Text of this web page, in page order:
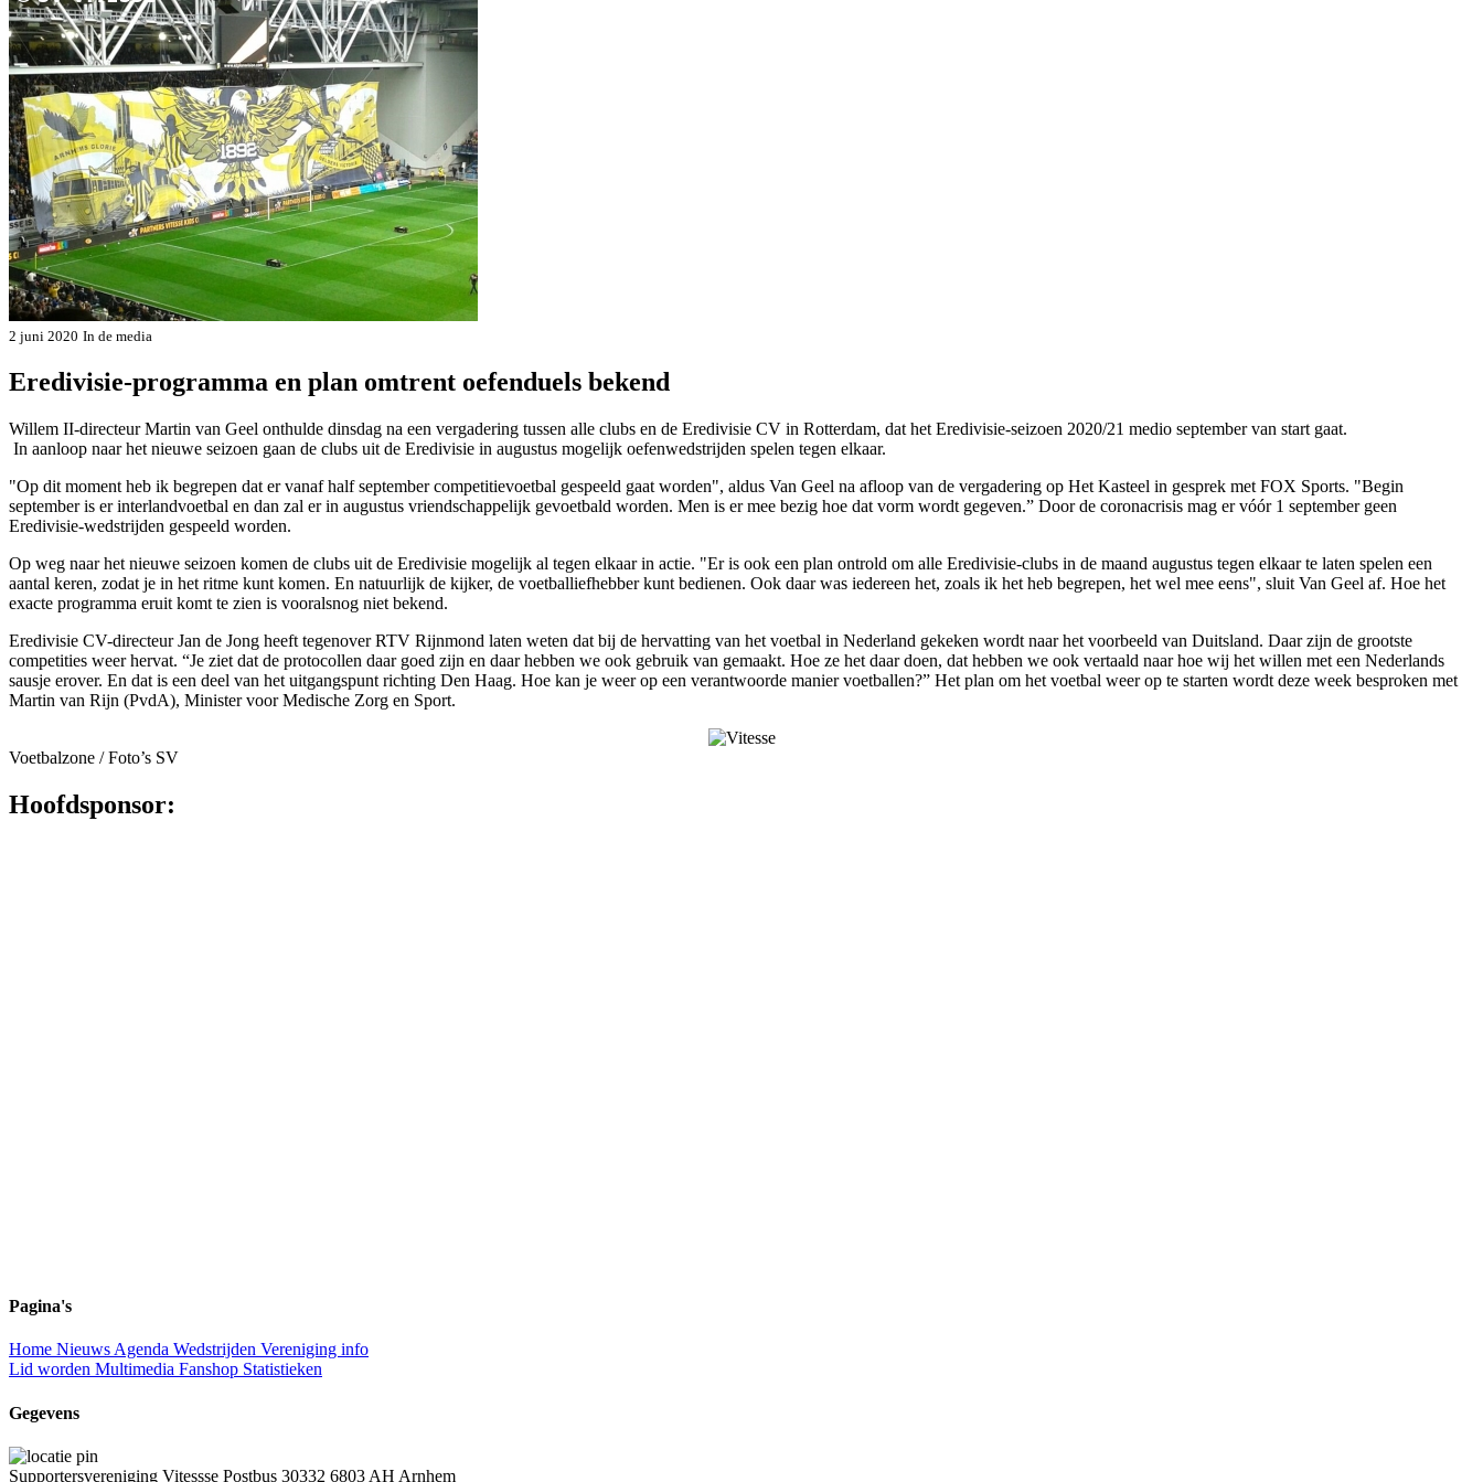
2 juni 2020 In de media
Eredivisie-programma en plan omtrent oefenduels bekend
Willem II-directeur Martin van Geel onthulde dinsdag na een vergadering tussen alle clubs en de Eredivisie CV in Rotterdam, dat het Eredivisie-seizoen 2020/21 medio september van start gaat.
In aanloop naar het nieuwe seizoen gaan de clubs uit de Eredivisie in augustus mogelijk oefenwedstrijden spelen tegen elkaar.
"Op dit moment heb ik begrepen dat er vanaf half september competitievoetbal gespeeld gaat worden", aldus Van Geel na afloop van de vergadering op Het Kasteel in gesprek met FOX Sports. "Begin
september is er interlandvoetbal en dan zal er in augustus vriendschappelijk gevoetbald worden. Men is er mee bezig hoe dat vorm wordt gegeven.” Door de coronacrisis mag er vóór 1 september geen
Eredivisie-wedstrijden gespeeld worden.
Op weg naar het nieuwe seizoen komen de clubs uit de Eredivisie mogelijk al tegen elkaar in actie. "Er is ook een plan ontrold om alle Eredivisie-clubs in de maand augustus tegen elkaar te laten spelen een
aantal keren, zodat je in het ritme kunt komen. En natuurlijk de kijker, de voetballiefhebber kunt bedienen. Ook daar was iedereen het, zoals ik het heb begrepen, het wel mee eens", sluit Van Geel af. Hoe het
exacte programma eruit komt te zien is vooralsnog niet bekend.
Eredivisie CV-directeur Jan de Jong heeft tegenover RTV Rijnmond laten weten dat bij de hervatting van het voetbal in Nederland gekeken wordt naar het voorbeeld van Duitsland. Daar zijn de grootste
competities weer hervat. “Je ziet dat de protocollen daar goed zijn en daar hebben we ook gebruik van gemaakt. Hoe ze het daar doen, dat hebben we ook vertaald naar hoe wij het willen met een Nederlands
sausje erover. En dat is een deel van het uitgangspunt richting Den Haag. Hoe kan je weer op een verantwoorde manier voetballen?” Het plan om het voetbal weer op te starten wordt deze week besproken met
Martin van Rijn (PvdA), Minister voor Medische Zorg en Sport.
Voetbalzone / Foto’s SV
Hoofdsponsor:
Pagina's
Home NieuwsAgenda Wedstrijden Vereniging info
Lid worden Multimedia Fanshop Statistieken
Gegevens
Supportersvereniging Vitessse Postbus 30332 6803 AH Arnhem